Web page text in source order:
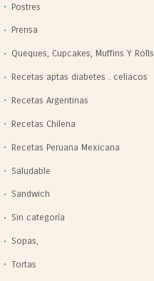
Postres
Prensa
Queques, Cupcakes, Muffins Y Rolls
Recetas aptas diabetes . celiacos
Recetas Argentinas
Recetas Chilena
Recetas Peruana Mexicana
Saludable
Sandwich
Sin categoría
Sopas,
Tortas